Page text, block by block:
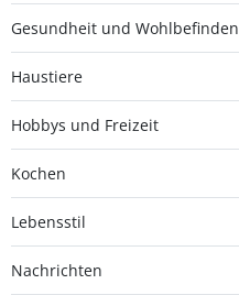
Gesundheit und Wohlbefinden
Haustiere
Hobbys und Freizeit
Kochen
Lebensstil
Nachrichten